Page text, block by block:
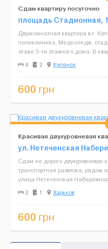
Сдам квартиру посуточно
площадь Стадионная,
Двухкомнатная квартира в г.
поликлиника, Медколедж,
этаже 5-ти этажного дома. В
комнате новая сантехника,
4 2 Купянск
600 грн
Красивая двухуровневая
ул. Нетеченская
Сдам не дорого двухуровневую
транспортная развязка, рядом
улица Нетеченская
комфортного проживания,
2 1 Харьков
600 грн